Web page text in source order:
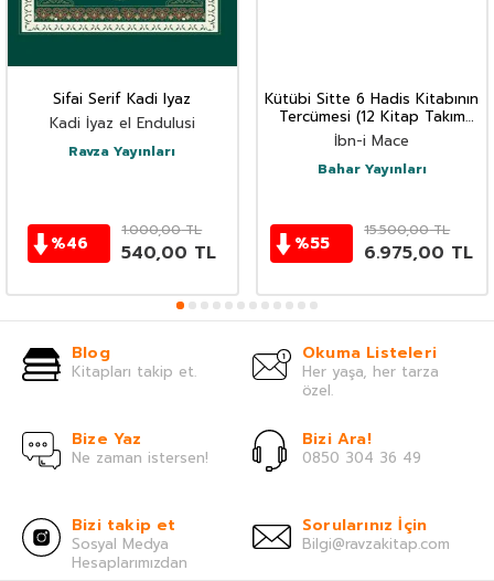
Sifai Serif Kadi Iyaz
Kadi İyaz el Endulusi
Ravza Yayınları
%46
1.000,00TL
540,00 TL
Kütübi Sitte 6 Hadis Kitabının
Tercümesi (12 Kitap Takım
Termo Deri Lüx Cilt)
İbn-i Mace
Bahar Yayınları
%55
15.500,00TL
6.975,00 TL
Blog
Kitapları takip et.
Okuma Listeleri
Her yaşa, her tarza
özel.
Bize Yaz
Ne zaman istersen!
Bizi Ara!
0850 304 36 49
Bizi takip et
Sosyal Medya
Hesaplarımızdan
Sorularınız İçin
Bilgi@ravzakitap.com